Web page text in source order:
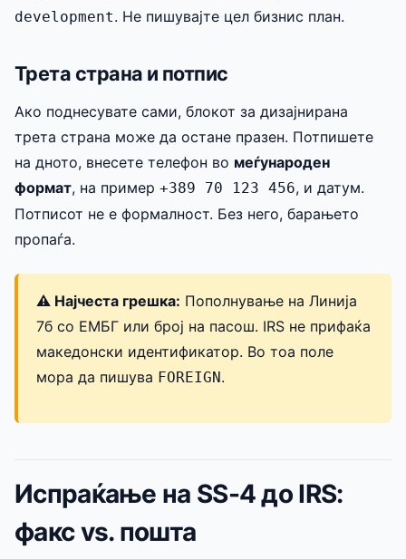
development. Не пишувајте цел бизнис план.
Трета страна и потпис
Ако поднесувате сами, блокот за дизајнирана
трета страна може да остане празен. Потпишете
на дното, внесете телефон во меѓународен
формат, на пример +389 70 123 456, и датум.
Потписот не е формалност. Без него, барањето
пропаѓа.
⚠️ Најчеста грешка: Пополнување на Линија
7б со ЕМБГ или број на пасош. IRS не прифаќа
македонски идентификатор. Во тоа поле
мора да пишува FOREIGN.
Испраќање на SS-4 до IRS:
факс vs. пошта